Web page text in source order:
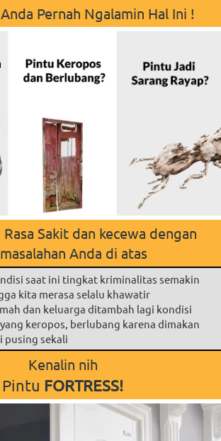
Pernah Ngalamin Hal Ini !
Rasa Sakit dan kecewa dengan
Anda di atas
saat ini tingkat kriminalitas semakin
kita merasa selalu khawatir
dan keluarga ditambah lagi kondisi
keropos, berlubang karena dimakan
pusing sekali
Kenalin nih
Pintu FORTRESS!